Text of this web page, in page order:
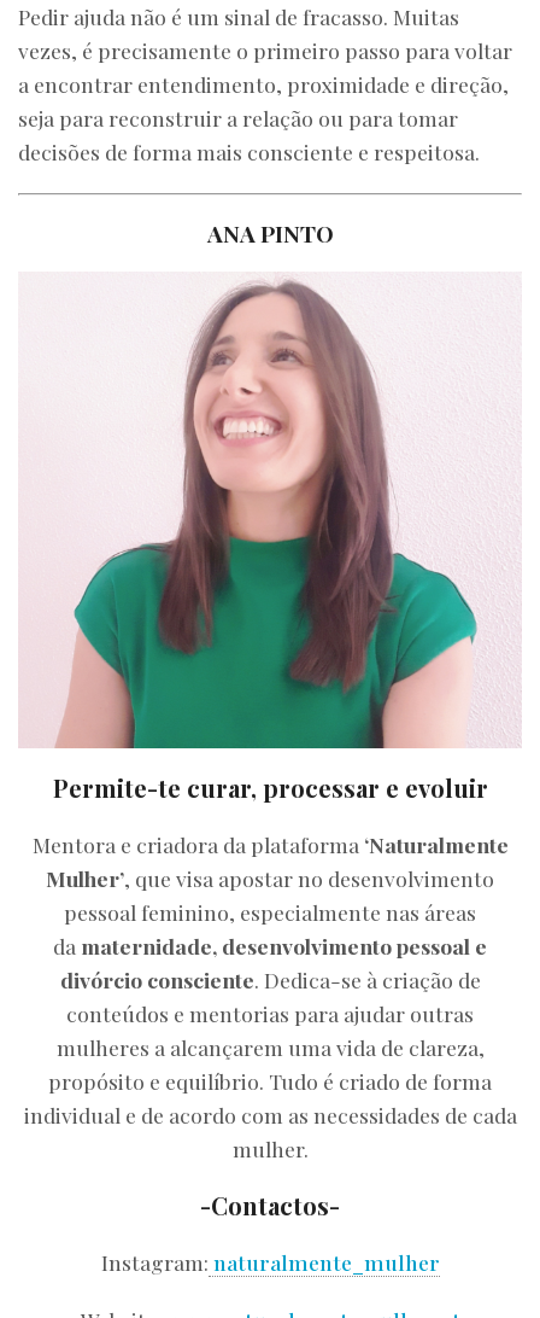
Pedir ajuda não é um sinal de fracasso. Muitas
vezes, é precisamente o primeiro passo para voltar
a encontrar entendimento, proximidade e direção,
seja para reconstruir a relação ou para tomar
decisões de forma mais consciente e respeitosa.
ANA PINTO
Permite-te curar, processar e evoluir
Mentora e criadora da plataforma ‘Naturalmente
Mulher’, que visa apostar no desenvolvimento
pessoal feminino, especialmente nas áreas
da maternidade, desenvolvimento pessoal e
divórcio consciente. Dedica-se à criação de
conteúdos e mentorias para ajudar outras
mulheres a alcançarem uma vida de clareza,
propósito e equilíbrio. Tudo é criado de forma
individual e de acordo com as necessidades de cada
mulher.
-Contactos-
Instagram: naturalmente_mulher